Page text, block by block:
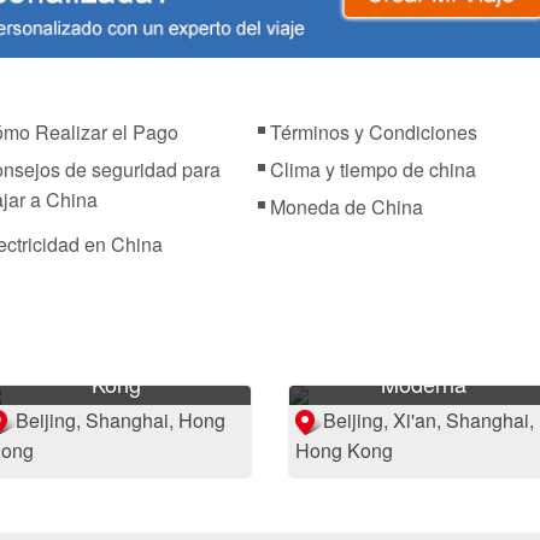
Realizar el Pago
Términos y Condiciones
de seguridad para
a China
Clima y tiempo de china
Moneda de China
en China
Kong
Beijing, Shanghai, Hong
Moderna
Beijing, Xi'an, Shanghai,
Hong Kong